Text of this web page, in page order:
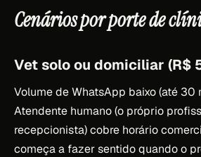
Cenários por porte de
Vet solo ou domiciliar (R$
Volume de WhatsApp baixo (até 30
Atendente humano (o próprio
recepcionista) cobre horário
começa a fazer sentido quando o